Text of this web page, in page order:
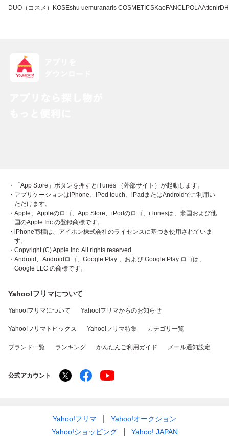
DUO（コスメ） KOSEshu uemuranaris COSMETICSKaoFANCLPOLAAttenir
・「App Store」ボタンを押すとiTunes （外部サイト）が起動します。
・アプリケーションはiPhone、iPod touch、iPadまたはAndroidでご利用い
ただけます。
・Apple、Appleのロゴ、App Store、iPodのロゴ、iTunesは、米国および他
国のApple Inc.の登録商標です。
・iPhone商標は、アイホン株式会社のライセンスに基づき使用されていま
す。
・Copyright (C) Apple Inc. All rights reserved.
・Android、Androidロゴ、Google Play 、および Google Play ロゴは、
Google LLC の商標です。
Yahoo!フリマについて
Yahoo!フリマについて Yahoo!フリマからのお知らせ
Yahoo!フリマトピックス Yahoo!フリマ特集 カテゴリ一覧
ブランド一覧 ランキング かんたんご利用ガイド メール通知設定
公式アカウント
Yahoo!フリマ
Yahoo!オークション
Yahoo!ショッピング
Yahoo! JAPAN